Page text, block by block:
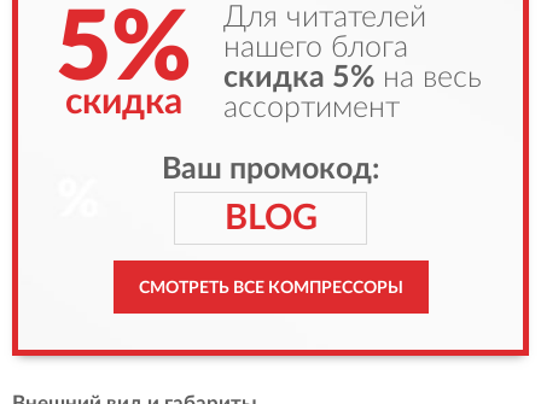
5%
скидка
Для читателей
нашего блога
скидка 5% на весь
ассортимент
Ваш промокод:
BLOG
СМОТРЕТЬ ВСЕ КОМПРЕССОРЫ